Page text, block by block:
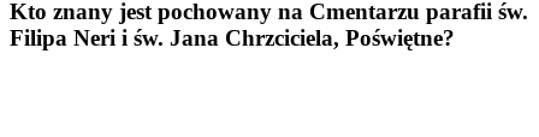
Kto znany jest pochowany na Cmentarzu parafii św.
Filipa Neri i św. Jana Chrzciciela, Poświętne?